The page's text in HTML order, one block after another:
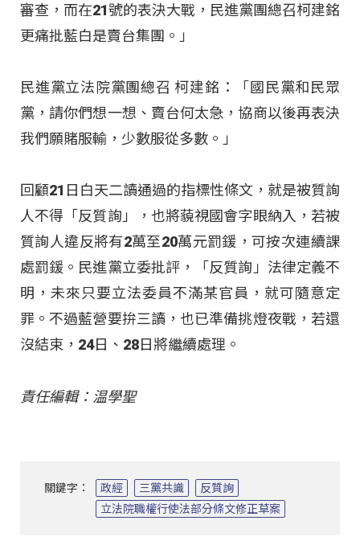
審查，而在21號的表決大戰，民進黨團總召柯建銘
更痛批藍白是賣台集團。」
民進黨立法院黨團總召 柯建銘：「國民黨和民眾
黨，請你們想一想、賣台何太急，協商以後再表決
我們願賭服輸，少數服從多數。」
回顧21日白天二讀通過的指標性條文，就是被質詢
人不得「反質詢」，也將藐視國會字眼納入，若被
質詢人違反將有2萬至20萬元罰鍰，可按次連續課
處罰鍰。民進黨立委批評，「反質詢」法律定義不
明，未來只要立法委員不滿某官員，就可隨意定
罪。不過藍營要拚三讀，也已準備挑燈夜戰，若還
沒結束，24日、28日將繼續處理。
責任編輯：温學聖
關鍵字： 政經 三黨共識
反質詢
立法院職權行使法部分條文修正草案